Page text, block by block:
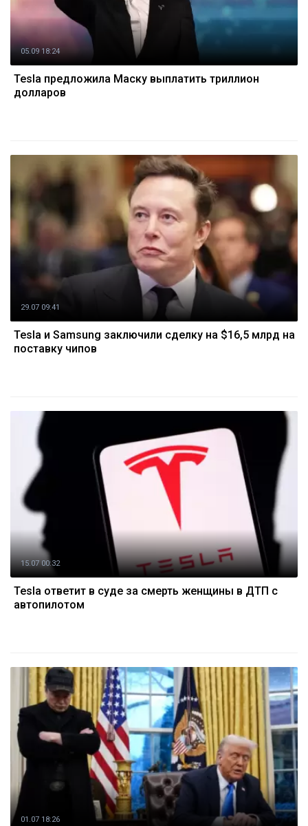
05.09 18:24
Tesla предложила Маску выплатить триллион
долларов
29.07 09:41
Tesla и Samsung заключили сделку на $16,5 млрд на
поставку чипов
15.07 00:32
Tesla ответит в суде за смерть женщины в ДТП с
автопилотом
01.07 18:26